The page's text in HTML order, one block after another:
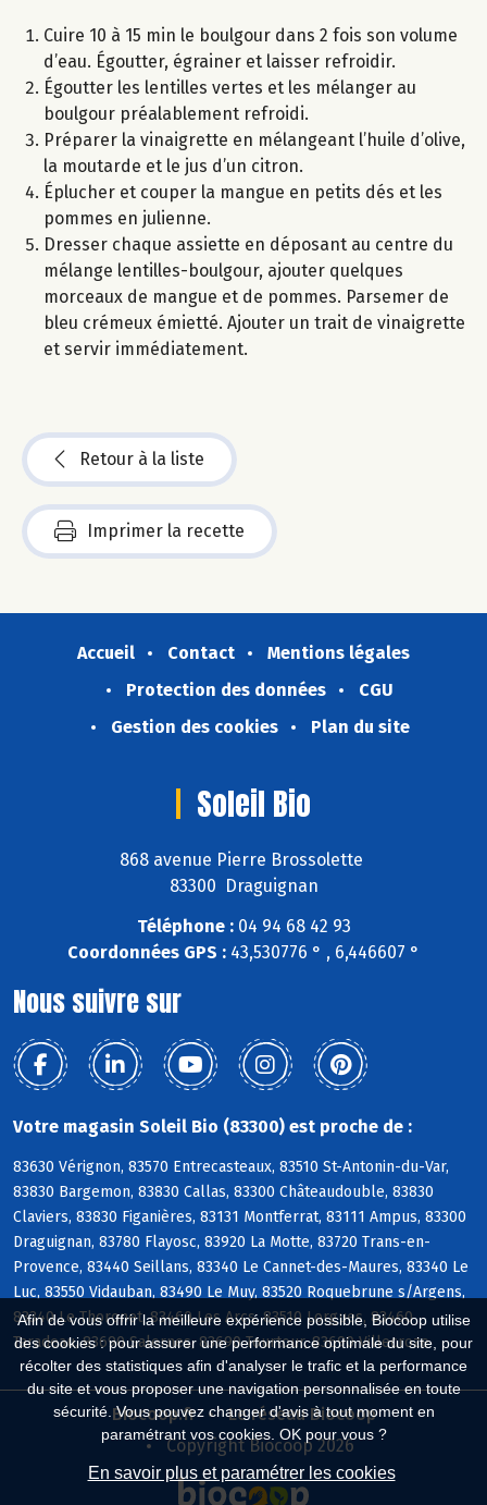
Afin de vous offrir la meilleure expérience possible, Biocoop utilise
des cookies : pour assurer une performance optimale du site, pour
récolter des statistiques afin d'analyser le trafic et la performance
du site et vous proposer une navigation personnalisée en toute
sécurité. Vous pouvez changer d'avis à tout moment en
paramétrant vos cookies. OK pour vous ?
En savoir plus et paramétrer les cookies
Cuire 10 à 15 min le boulgour dans 2 fois son volume
d’eau. Égoutter, égrainer et laisser refroidir.
Égoutter les lentilles vertes et les mélanger au
boulgour préalablement refroidi.
Préparer la vinaigrette en mélangeant l’huile d’olive,
la moutarde et le jus d’un citron.
Éplucher et couper la mangue en petits dés et les
pommes en julienne.
Dresser chaque assiette en déposant au centre du
mélange lentilles-boulgour, ajouter quelques
morceaux de mangue et de pommes. Parsemer de
bleu crémeux émietté. Ajouter un trait de vinaigrette
et servir immédiatement.
Retour à la liste
Imprimer la recette
Accueil Contact
Mentions légales
Protection des données
CGU
Gestion des cookies
Plan du site
Soleil Bio
868 avenue Pierre Brossolette
83300 Draguignan
Téléphone :04 94 68 42 93
Coordonnées GPS : 43,530776 ° , 6,446607 °
Nous suivre sur
Votre magasin Soleil Bio (83300) est proche de :
83630 Vérignon, 83570 Entrecasteaux, 83510 St-Antonin-du-Var,
83830 Bargemon, 83830 Callas, 83300 Châteaudouble, 83830
Claviers, 83830 Figanières, 83131 Montferrat, 83111 Ampus, 83300
Draguignan, 83780 Flayosc, 83920 La Motte, 83720 Trans-en-
Provence, 83440 Seillans, 83340 Le Cannet-des-Maures, 83340 Le
Luc, 83550 Vidauban, 83490 Le Muy, 83520 Roquebrune s/Argens,
83340 Le Thoronet, 83460 Les Arcs, 83510 Lorgues, 83460
Taradeau, 83690 Salernes, 83690 Tourtour, 83690 Villecroze
Biocoop.fr
Le réseau Biocoop
Copyright Biocoop 2026